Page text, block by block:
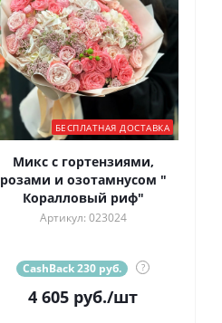
БЕСПЛАТНАЯ ДОСТАВКА
Микс с гортензиями,
розами и озотамнусом "
Коралловый риф"
Артикул: 023024
CashBack 230 руб. ?
4 605 руб./шт